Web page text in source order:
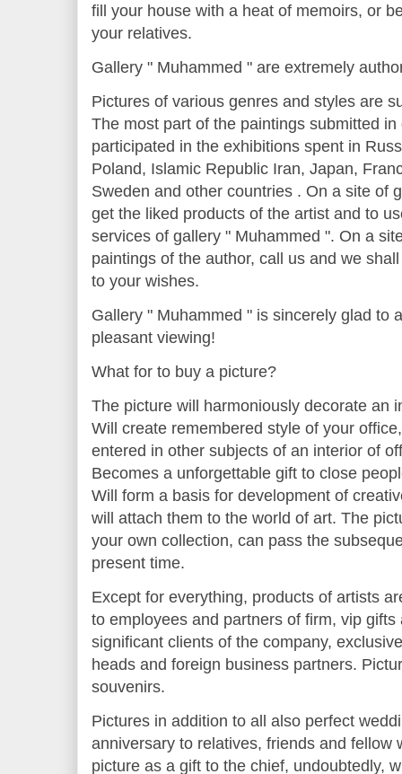
fill your house with a heat of memoirs, or
your relatives.
Gallery " Muhammed " are extremely
Pictures of various genres and styles are
The most part of the paintings submitted
participated in the exhibitions spent in
Poland, Islamic Republic Iran, Japan,
Sweden and other countries . On a site of
get the liked products of the artist and to
services of gallery " Muhammed ". On a
paintings of the author, call us and we
to your wishes.
Gallery " Muhammed " is sincerely glad to
pleasant viewing!
What for to buy a picture?
The picture will harmoniously decorate an
Will create remembered style of your
entered in other subjects of an interior of
Becomes a unforgettable gift to close
Will form a basis for development of
will attach them to the world of art. The
your own collection, can pass the
present time.
Except for everything, products of artists
to employees and partners of firm, vip
significant clients of the company,
heads and foreign business partners.
souvenirs.
Pictures in addition to all also perfect
anniversary to relatives, friends and fellow
picture as a gift to the chief, undoubtedly,